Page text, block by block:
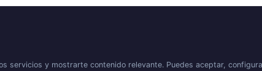
servicios y mostrarte contenido relevante. Puedes aceptar,